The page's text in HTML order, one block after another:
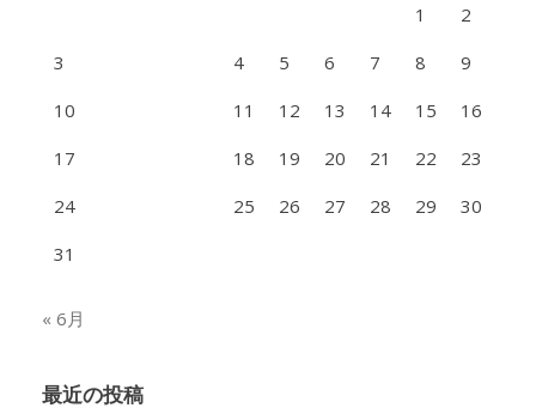
1
2
3
4 5 6 7 8
9
10
11 12 13 14 15
16
17
18 19 20 21 22
23
24
25 26 27 28 29
30
31
« 6月
最近の投稿